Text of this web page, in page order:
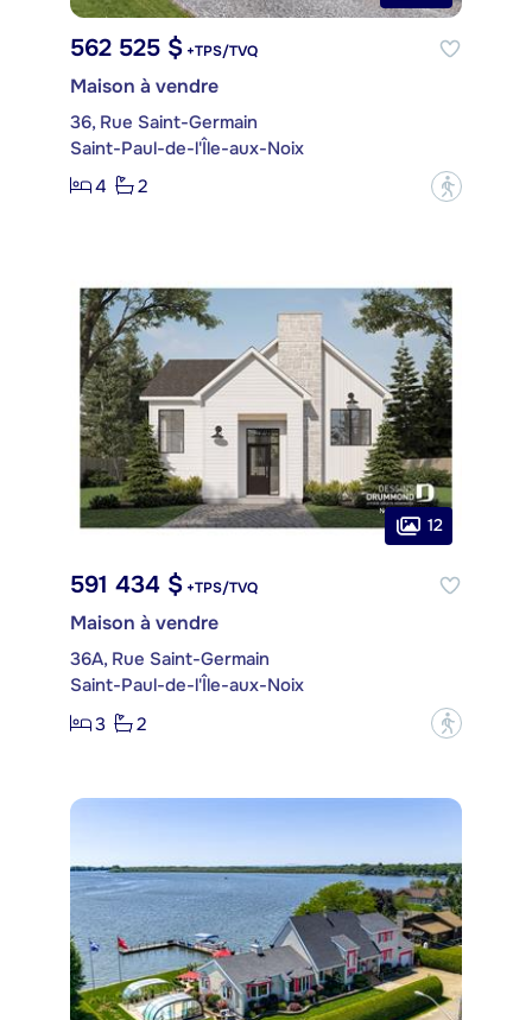
562 525 $ +TPS/TVQ
Maison à vendre
36, Rue Saint-Germain
Saint-Paul-de-l'Île-aux-Noix
4
2 ?
12
591 434 $ +TPS/TVQ
Maison à vendre
36A, Rue Saint-Germain
Saint-Paul-de-l'Île-aux-Noix
3
2 ?